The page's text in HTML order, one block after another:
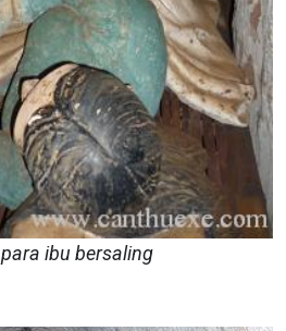
ibu bersaling